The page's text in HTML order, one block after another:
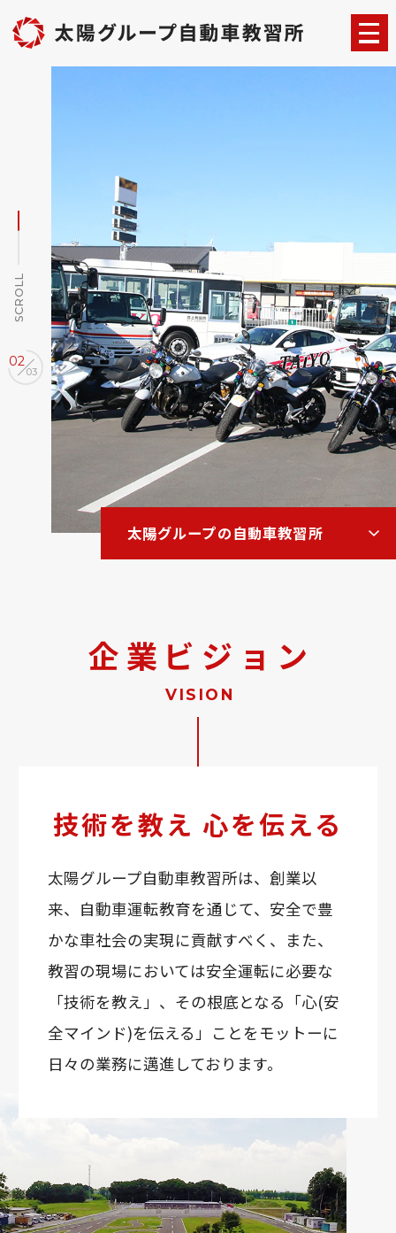
SCROLL
02
03
太陽グループの自動車教習所
企業ビジョン
VISION
技術を教え 心を伝える
太陽グループ自動車教習所は、創業以
来、自動車運転教育を通じて、安全で豊
かな車社会の実現に貢献すべく、また、
教習の現場においては安全運転に必要な
「技術を教え」、その根底となる「心(安
全マインド)を伝える」ことをモットーに
日々の業務に邁進しております。